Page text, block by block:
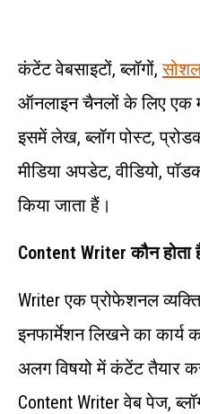
कंटेंट वेबसाइटों, ब्लॉगों,सोशल
ऑनलाइन चैनलों के लिए एक
इसमें लेख, ब्लॉग पोस्ट,
मीडिया अपडेट, वीडियो,
किया जाता हैं।
Content Writer कौन होता
Writer एक प्रोफेशनल
इनफार्मेशन लिखने का
अलग विषयो में कंटेंट तैयार
Content Writer वेब पेज,